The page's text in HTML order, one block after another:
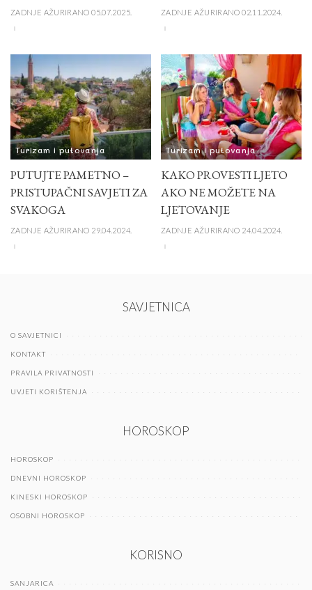
ZADNJE AŽURIRANO 05.07.2025. ZADNJE AŽURIRANO 02.11.2024.
Turizam i putovanja
PUTUJTE PAMETNO –
PRISTUPAČNI SAVJETI ZA
SVAKOGA
ZADNJE AŽURIRANO 29.04.2024.
Turizam i putovanja
KAKO PROVESTI LJETO
AKO NE MOŽETE NA
LJETOVANJE
ZADNJE AŽURIRANO 24.04.2024.
SAVJETNICA
O SAVJETNICI
KONTAKT
PRAVILA PRIVATNOSTI
UVJETI KORIŠTENJA
HOROSKOP
HOROSKOP
DNEVNI HOROSKOP
KINESKI HOROSKOP
OSOBNI HOROSKOP
KORISNO
SANJARICA